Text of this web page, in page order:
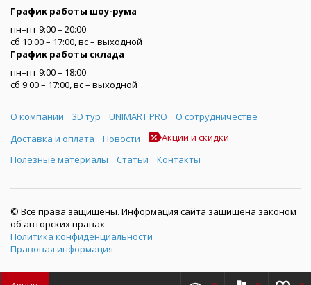
График работы шоу-рума
пн–пт 9:00 – 20:00
сб 10:00 – 17:00, вс – выходной
График работы склада
пн–пт 9:00 – 18:00
сб 9:00 – 17:00, вс – выходной
Меню
О компании 3D тур UNIMART PRO
О сотрудничестве
Доставка и оплата
Новости
Акции и скидки
Полезные материалы
Статьи Контакты
© Все права защищены. Информация сайта защищена законом
об авторских правах.
Политика конфиденциальности
Правовая информация